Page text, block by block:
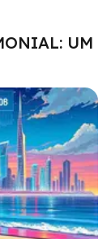
UM